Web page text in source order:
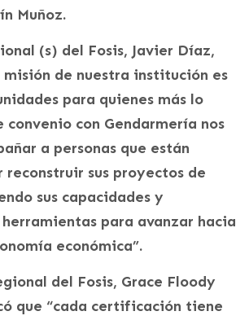
Muñoz.
(s) del Fosis, Javier Díaz,
misión de nuestra institución es
para quienes más lo
convenio con Gendarmería nos
a personas que están
sus proyectos de
sus capacidades y
para avanzar hacia
económica”.
del Fosis, Grace Floody
que “cada certificación tiene